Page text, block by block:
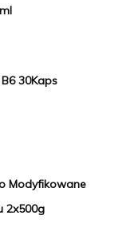
30Kaps
Modyfikowane
2x500g